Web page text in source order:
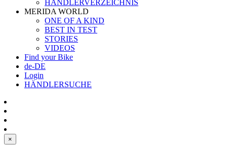
HÄNDLERVERZEICHNIS
MERIDA WORLD
ONE OF A KIND
BEST IN TEST
STORIES
VIDEOS
Find your Bike
de-DE
Login
HÄNDLERSUCHE
×